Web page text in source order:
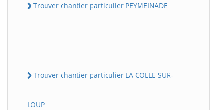
Trouver chantier particulier PEYMEINADE
Trouver chantier particulier LA COLLE-SUR-
LOUP